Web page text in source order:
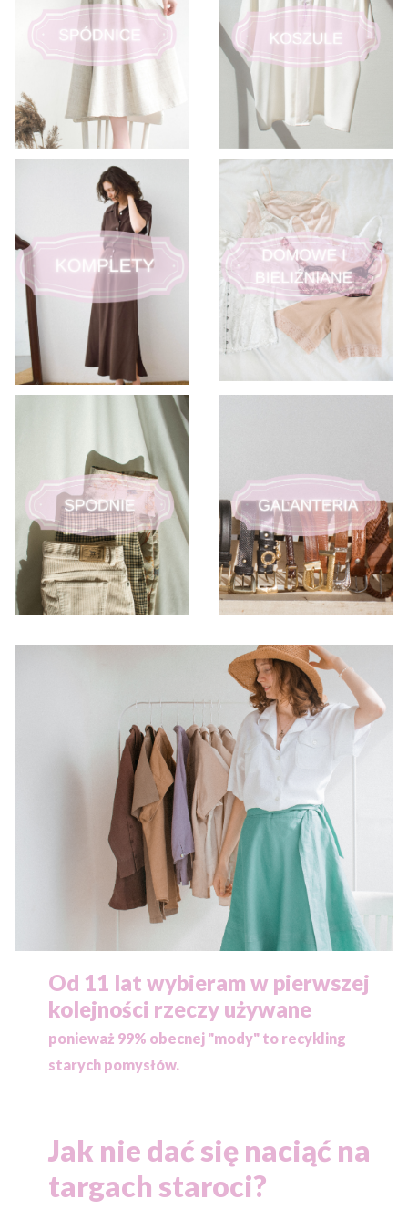
Od 11 lat wybieram w pierwszej
kolejności rzeczy używane
ponieważ 99% obecnej "mody" to recykling
starych pomysłów.
Jak nie dać się naciąć na
targach staroci?